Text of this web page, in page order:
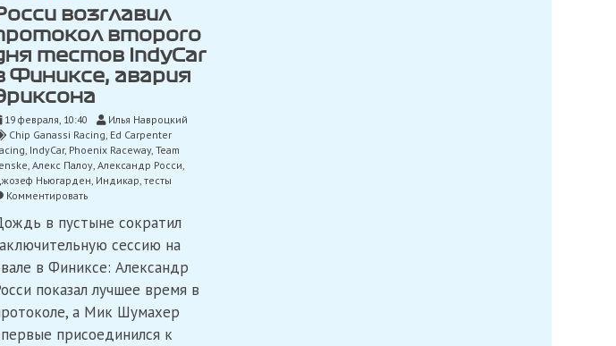
возглавил
второго
тестов IndyCar
Финиксе, авария
19 февраля, 10:40
Илья Навроцкий
Chip Ganassi Racing, Ed Carpenter
, IndyCar, Phoenix Raceway, Team
, Алекс Палоу, Александр Росси,
Ньюгарден, Индикар, тесты
Комментироватьon
возглавил
протокол
второго
дня
тестов
IndyCar
в
Финиксе,
в пустыне сократил
сессию на
в Финиксе: Александр
показал лучшее время в
а Мик Шумахер
присоединился к